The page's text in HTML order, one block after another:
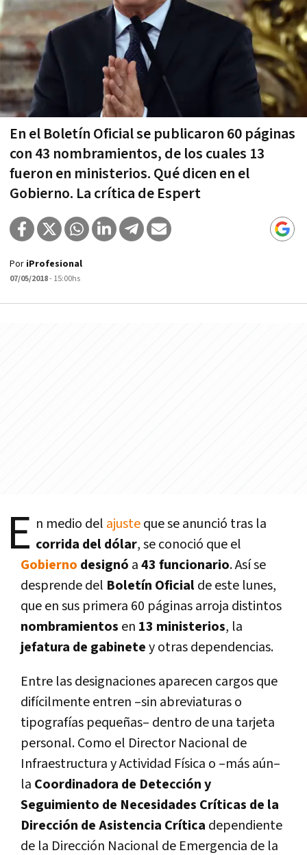
En el Boletín Oficial se publicaron 60 páginas
con 43 nombramientos, de los cuales 13
fueron en ministerios. Qué dicen en el
Gobierno. La crítica de Espert
Por iProfesional
07/05/2018- 15:00hs
E n medio del ajusteque se anunció tras la
corrida del dólar, se conoció que el
Gobierno designó a43 funcionario. Así­ se
desprende del Boletí­n Oficialde este lunes,
que en sus primera 60 páginas arroja distintos
nombramientos en 13 ministerios, la
jefatura de gabinetey otras dependencias.
Entre las designaciones aparecen cargos que
difí­cilmente entren –sin abreviaturas o
tipografí­as pequeñas– dentro de una tarjeta
personal. Como el Director Nacional de
Infraestructura y Actividad Fí­sica o –más aún–
la Coordinadora de Detección y
Seguimiento de Necesidades Crí­ticas de la
Dirección de Asistencia Crí­tica dependiente
de la Dirección Nacional de Emergencia de la